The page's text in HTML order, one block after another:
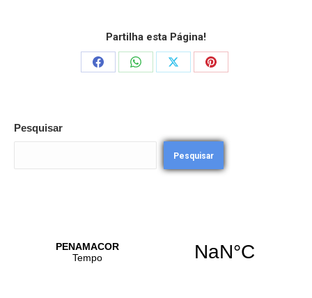
Partilha esta Página!
Share
Share
Share
Share
Pesquisar
Pesquisar